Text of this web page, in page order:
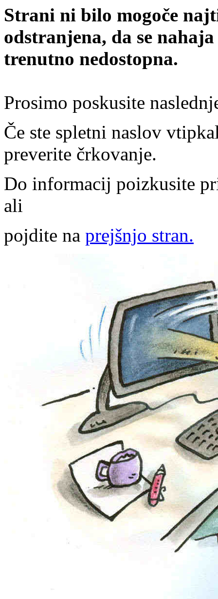
Strani ni bilo mogoče
odstranjena, da se
trenutno nedostopna.
Prosimo poskusite
Če ste spletni naslov
preverite črkovanje.
Do informacij poizkusite
ali
pojdite na prejšnjo stran.